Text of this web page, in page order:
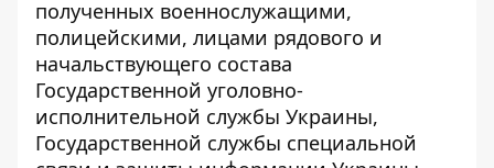
полученных военнослужащими,
полицейскими, лицами рядового и
начальствующего состава
Государственной уголовно-
исполнительной службы Украины,
Государственной службы специальной